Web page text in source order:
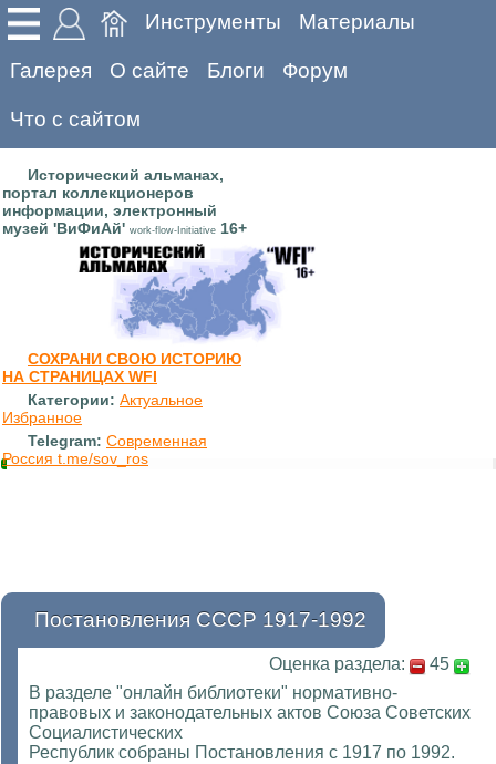
Инструменты Материалы
Галерея О сайте Блоги Форум
Что с сайтом
Исторический альманах,
портал коллекционеров
информации, электронный
музей 'ВиФиАй' work-flow-Initiative 16+
СОХРАНИ СВОЮ ИСТОРИЮ
НА СТРАНИЦАХ WFI
Категории: Актуальное
Избранное
Telegram: Современная
Россия t.me/sov_ros
Постановления СССР 1917-1992
Оценка раздела:
45
В разделе "онлайн библиотеки" нормативно-
правовых и законодательных актов Союза Советских
Социалистических
Республик собраны Постановления с 1917 по 1992.